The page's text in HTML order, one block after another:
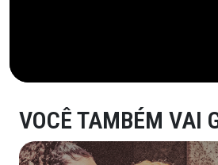
VOCÊ TAMBÉM VAI